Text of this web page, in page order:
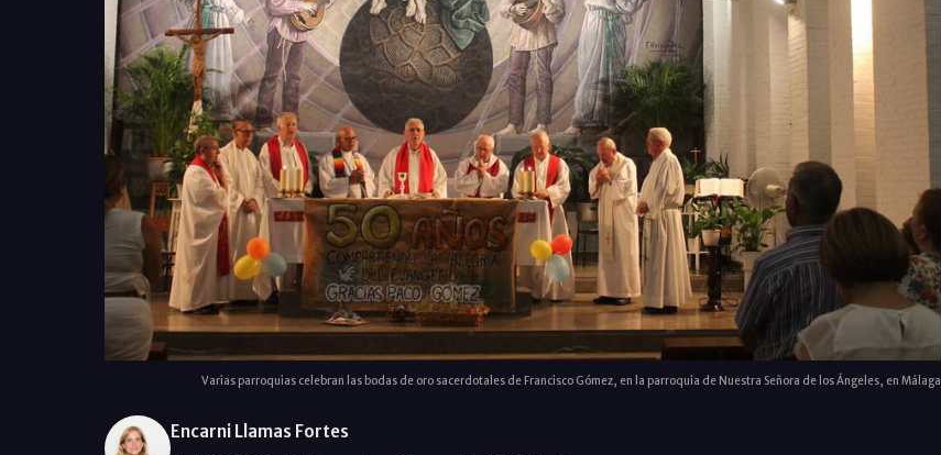
Varias parroquias celebran las bodas de oro sacerdotales de Francisco Gómez, en la parroquia de Nuestra Señora de los Ángeles, en Málaga
Encarni Llamas Fortes